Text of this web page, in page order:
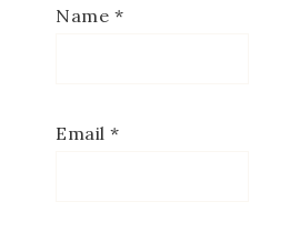
Name *
Email *